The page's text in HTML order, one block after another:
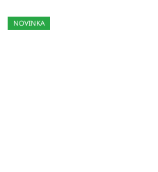
NOVINKA